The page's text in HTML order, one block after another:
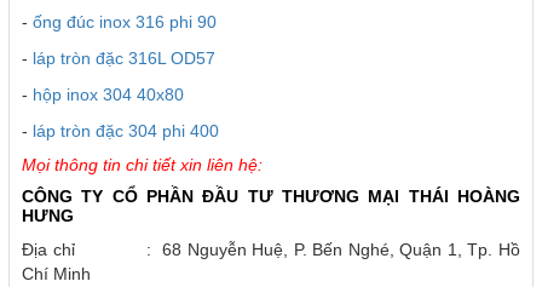
- ống đúc inox 316 phi 90
- láp tròn đặc 316L OD57
- hộp inox 304 40x80
- láp tròn đặc 304 phi 400
Mọi thông tin chi tiết xin liên hệ:
CÔNG TY CỔ PHẦN ĐẦU TƯ THƯƠNG MẠI THÁI HOÀNG
HƯNG
Địa chỉ : 68 Nguyễn Huệ, P. Bến Nghé, Quận 1, Tp. Hồ
Chí Minh